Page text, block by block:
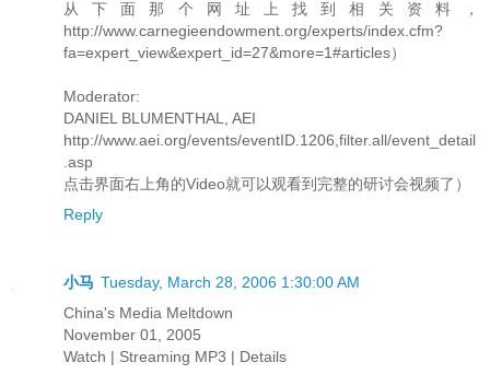
从下面那个网址上找到相关资料，
http://www.carnegieendowment.org/experts/index.cfm?
fa=expert_view&expert_id=27&more=1#articles）
Moderator:
DANIEL BLUMENTHAL, AEI
http://www.aei.org/events/eventID.1206,filter.all/event_detail
.asp
点击界面右上角的Video就可以观看到完整的研讨会视频了）
Reply
小马 Tuesday, March 28, 2006 1:30:00 AM
China's Media Meltdown
November 01, 2005
Watch | Streaming MP3 | Details